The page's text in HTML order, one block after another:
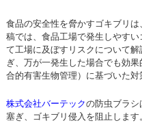
食品の安全性を脅かすゴキブリ
稿では、食品工場で発生しやす
て工場に及ぼすリスクについて
ぎ、万が一発生した場合でも効
合的有害生物管理）に基づいた対
株式会社バーテックの防虫ブラシ
塞ぎ、ゴキブリ侵入を阻止しま